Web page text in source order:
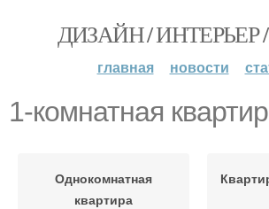
ДИЗАЙН / ИНТЕРЬЕР
главная новости
1-комнатная
Однокомнатная
квартира